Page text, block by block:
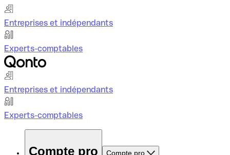
Entreprises et indépendants
Experts-comptables
Entreprises et indépendants
Experts-comptables
Compte pro Compte pro